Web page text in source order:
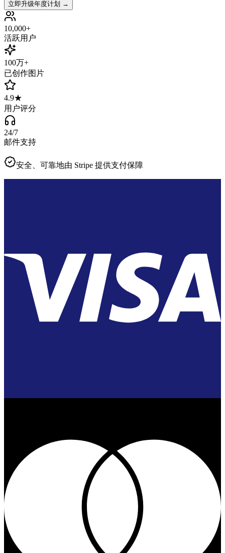
立即升级年度计划 →
10,000+
活跃用户
100万+
已创作图片
4.9★
用户评分
24/7
邮件支持
安全、可靠地由 Stripe 提供支付保障